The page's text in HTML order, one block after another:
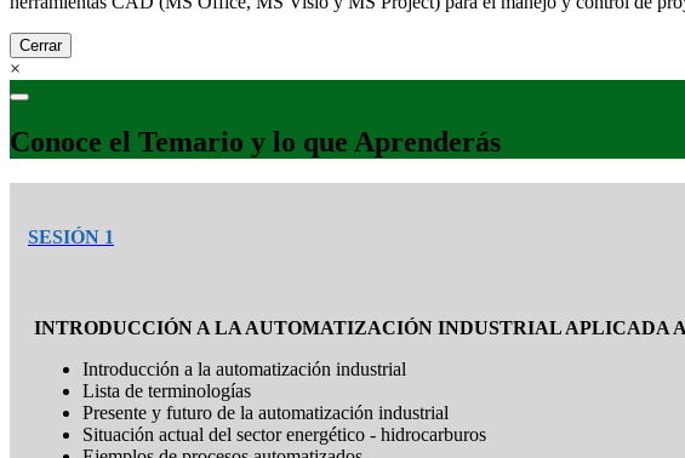
Cerrar
×
Conoce el Temario y lo que Aprenderás
SESIÓN 1
INTRODUCCIÓN A LA AUTOMATIZACIÓN INDUSTRIAL APLICADA
Introducción a la automatización industrial
Lista de terminologías
Presente y futuro de la automatización industrial
Situación actual del sector energético - hidrocarburos